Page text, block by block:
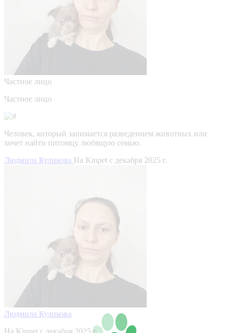
Частное лицо
Частное лицо
Человек, который занимается разведением животных или
хочет найти питомцу любящую семью.
Людмила Куликова На Kinpet c декабря 2025 г.
Людмила Куликова
На Kinpet c декабря 2025 г.